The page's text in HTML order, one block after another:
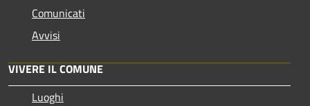
Comunicati
Avvisi
VIVERE IL COMUNE
Luoghi